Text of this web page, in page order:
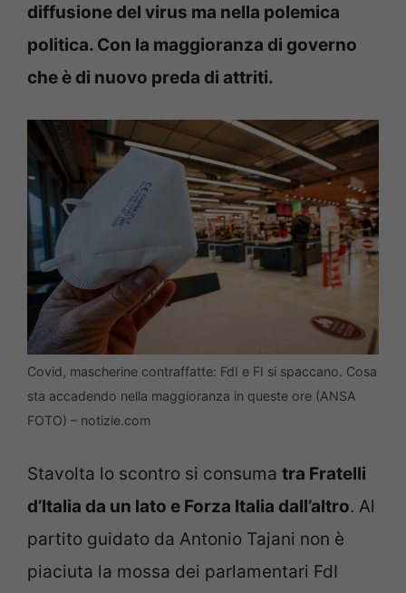
diffusione del virus ma nella polemica
politica. Con la maggioranza di governo
che è di nuovo preda di attriti.
Covid, mascherine contraffatte: FdI e FI si spaccano. Cosa
sta accadendo nella maggioranza in queste ore (ANSA
FOTO) – notizie.com
Stavolta lo scontro si consuma tra Fratelli
d’Italia da un lato e Forza Italia dall’altro. Al
partito guidato da Antonio Tajani non è
piaciuta la mossa dei parlamentari FdI